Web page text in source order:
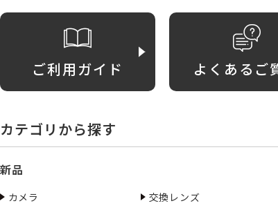
ご利用ガイド よくあるご
カテゴリから探す
新品
カメラ 交換レンズ